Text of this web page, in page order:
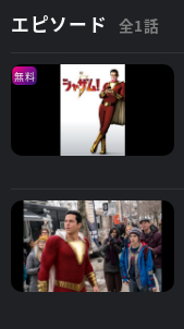
エピソード 全1話
無料